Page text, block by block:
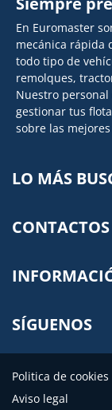
En Euromaster
mecánica rápida
todo tipo de
remolques,
Nuestro
gestionar tus
sobre las
LO MÁS
CONTACTOS
SÍGUENOS
Politica de cookies
Aviso legal